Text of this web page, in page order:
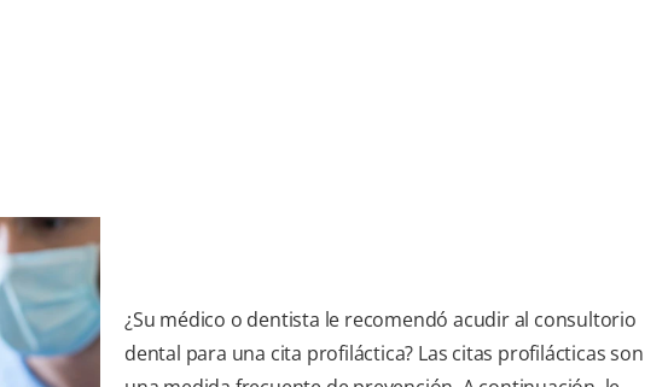
¿Su médico o dentista le recomendó acudir al consultorio
dental para una cita profiláctica? Las citas profilácticas son